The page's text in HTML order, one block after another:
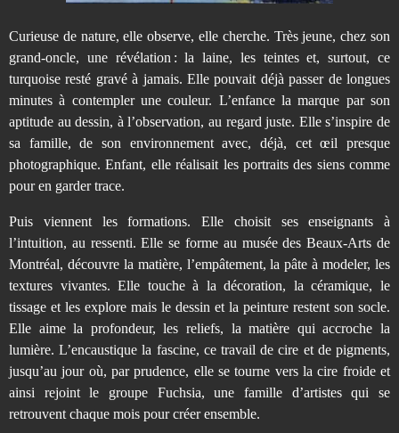
Curieuse de nature, elle observe, elle cherche. Très jeune, chez son
grand-oncle, une révélation : la laine, les teintes et, surtout, ce
turquoise resté gravé à jamais. Elle pouvait déjà passer de longues
minutes à contempler une couleur. L’enfance la marque par son
aptitude au dessin, à l’observation, au regard juste. Elle s’inspire de
sa famille, de son environnement avec, déjà, cet œil presque
photographique. Enfant, elle réalisait les portraits des siens comme
pour en garder trace.
Puis viennent les formations. Elle choisit ses enseignants à
l’intuition, au ressenti. Elle se forme au musée des Beaux-Arts de
Montréal, découvre la matière, l’empâtement, la pâte à modeler, les
textures vivantes. Elle touche à la décoration, la céramique, le
tissage et les explore mais le dessin et la peinture restent son socle.
Elle aime la profondeur, les reliefs, la matière qui accroche la
lumière. L’encaustique la fascine, ce travail de cire et de pigments,
jusqu’au jour où, par prudence, elle se tourne vers la cire froide et
ainsi rejoint le groupe Fuchsia, une famille d’artistes qui se
retrouvent chaque mois pour créer ensemble.